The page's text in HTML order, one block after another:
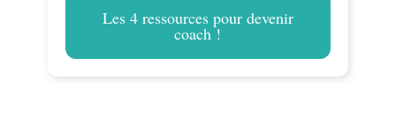
Les 4 ressources pour devenir
coach !